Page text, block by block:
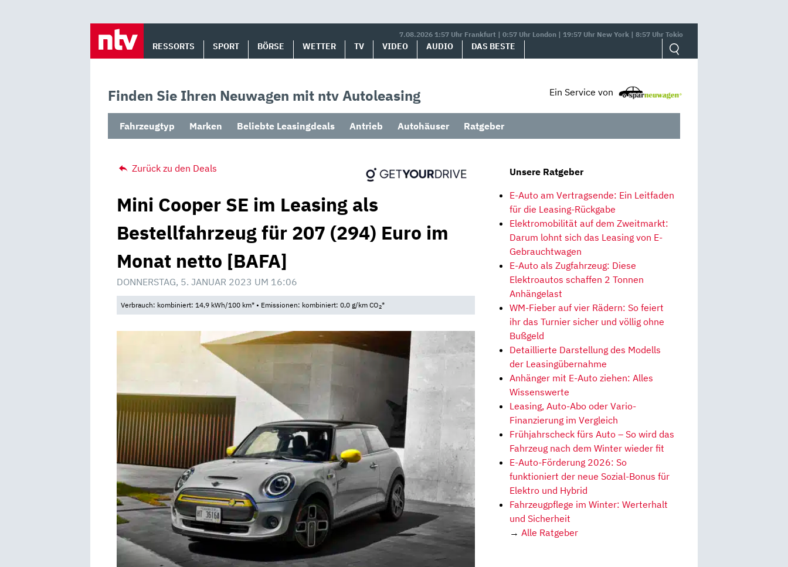
7.08.2026 1:57 Uhr Frankfurt | 0:57 Uhr London | 19:57 Uhr New York | 8:57 Uhr Tokio
RESSORTS SPORT BÖRSE WETTER TV VIDEO AUDIO DAS BESTE
Finden Sie Ihren Neuwagen mit ntv Autoleasing Ein Service von
Fahrzeugtyp Marken Beliebte Leasingdeals Antrieb Autohäuser Ratgeber
Zurück zu den Deals
Mini Cooper SE im Leasing als
Bestellfahrzeug für 207 (294) Euro im
Monat netto [BAFA]
DONNERSTAG, 5. JANUAR 2023 UM 16:06
Verbrauch: kombiniert: 14,9 kWh/100 km* • Emissionen: kombiniert: 0,0 g/km CO2*
Unsere Ratgeber
E-Auto am Vertragsende: Ein Leitfaden
für die Leasing-Rückgabe
Elektromobilität auf dem Zweitmarkt:
Darum lohnt sich das Leasing von E-
Gebrauchtwagen
E-Auto als Zugfahrzeug: Diese
Elektroautos schaffen 2 Tonnen
Anhängelast
WM-Fieber auf vier Rädern: So feiert
ihr das Turnier sicher und völlig ohne
Bußgeld
Detaillierte Darstellung des Modells
der Leasingübernahme
Anhänger mit E-Auto ziehen: Alles
Wissenswerte
Leasing, Auto-Abo oder Vario-
Finanzierung im Vergleich
Frühjahrscheck fürs Auto – So wird das
Fahrzeug nach dem Winter wieder fit
E-Auto-Förderung 2026: So
funktioniert der neue Sozial-Bonus für
Elektro und Hybrid
Fahrzeugpflege im Winter: Werterhalt
und Sicherheit
→ Alle Ratgeber